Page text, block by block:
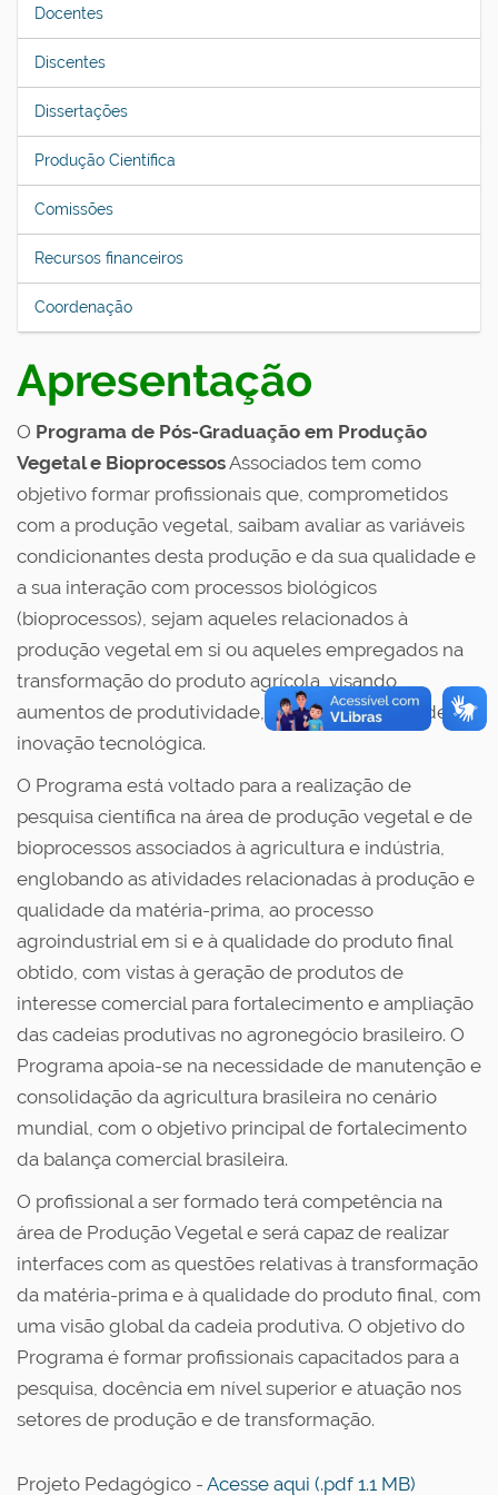
Docentes
Discentes
Dissertações
Produção Científica
Comissões
Recursos financeiros
Coordenação
Apresentação
O Programa de Pós-Graduação em Produção
Vegetal e BioprocessosAssociados tem como
objetivo formar profissionais que, comprometidos
com a produção vegetal, saibam avaliar as variáveis
condicionantes desta produção e da sua qualidade e
a sua interação com processos biológicos
(bioprocessos), sejam aqueles relacionados à
produção vegetal em si ou aqueles empregados na
transformação do produto agrícola, visando
aumentos de produtividade, eficiência, qualidade e
inovação tecnológica.
O Programa está voltado para a realização de
pesquisa científica na área de produção vegetal e de
bioprocessos associados à agricultura e indústria,
englobando as atividades relacionadas à produção e
qualidade da matéria-prima, ao processo
agroindustrial em si e à qualidade do produto final
obtido, com vistas à geração de produtos de
interesse comercial para fortalecimento e ampliação
das cadeias produtivas no agronegócio brasileiro. O
Programa apoia-se na necessidade de manutenção e
consolidação da agricultura brasileira no cenário
mundial, com o objetivo principal de fortalecimento
da balança comercial brasileira.
O profissional a ser formado terá competência na
área de Produção Vegetal e será capaz de realizar
interfaces com as questões relativas à transformação
da matéria-prima e à qualidade do produto final, com
uma visão global da cadeia produtiva. O objetivo do
Programa é formar profissionais capacitados para a
pesquisa, docência em nível superior e atuação nos
setores de produção e de transformação.
Projeto Pedagógico - Acesse aqui (.pdf 1.1 MB)